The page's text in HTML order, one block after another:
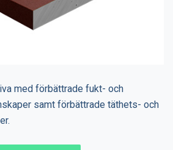
med förbättrade fukt- och
samt förbättrade täthets- och